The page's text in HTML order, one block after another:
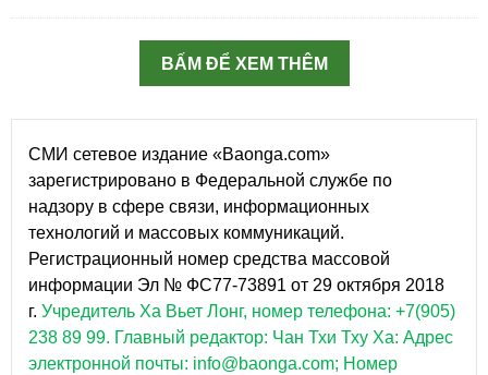
BẤM ĐỂ XEM THÊM
СМИ сетевое издание «Baonga.com»
зарегистрировано в Федеральной службе по
надзору в сфере связи, информационных
технологий и массовых коммуникаций.
Регистрационный номер средства массовой
информации Эл № ФС77-73891 от 29 октября 2018
г. Учредитель Ха Вьет Лонг, номер телефона: +7(905)
238 89 99. Главный редактор: Чан Тхи Тху Ха: Адрес
электронной почты: info@baonga.com; Номер